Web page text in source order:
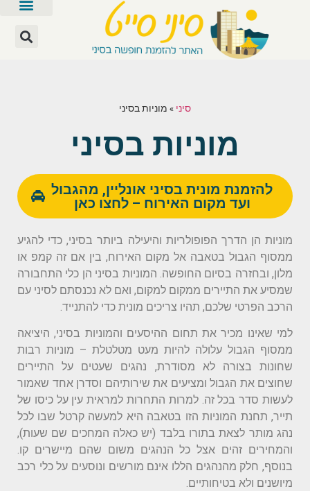
סיני » מוניות בסיני
מוניות בסיני
להזמנת מונית בסיני אונליין, מהגבול
ועד מקום האירוח – לחצו כאן
מוניות הן הדרך הפופולריות והיעילה ביותר בסיני, כדי להגיע
ממסוף הגבול בטאבה אל מקום האירוח, בין אם זה קמפ או
מלון, ובחזרה בסיום החופשה. המוניות בסיני הן כלי התחבורה
שמסיע את התיירים ממקום למקום, ואם לא נכנסתם לסיני עם
הרכב הפרטי שלכם, תהיו צריכים מונית כדי להתנייד.
למי שאינו מכיר את תחום ההיסעים והמוניות בסיני, היציאה
ממסוף הגבול עלולה להיות מעט מטלטלת – מוניות רבות
שחונות בצורה לא מסודרת, נהגים שעטים על התיירים
שחוצים את הגבול ומציעים את שירותיהם וסדרן אחד שאמור
לעשות סדר בכל זה. למרות התחרות למראית עין על כיסו של
תייר, תחנת המוניות הזו בטאבה היא למעשה קרטל שבו לכל
נהג מותר לצאת בתורו בלבד (יש כאלה המחכים שם שעות),
והמחירים זהים אצל כל הנהגים משום שהם מיישרים קו.
בנוסף, חלק מהנהגים הללו אינם מורשים ונוסעים על כלי רכב
מיושנים ולא בטיחותיים.